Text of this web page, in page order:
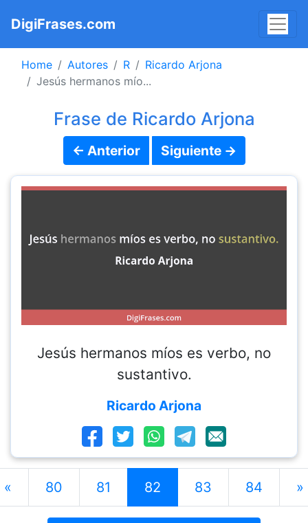
DigiFrases.com
Home Autores R
Ricardo Arjona
Jesús hermanos mío...
Frase de Ricardo Arjona
← Anterior Siguiente →
Jesús hermanos míos es verbo, no
sustantivo.
Ricardo Arjona
« 80 81 82 83 84 »